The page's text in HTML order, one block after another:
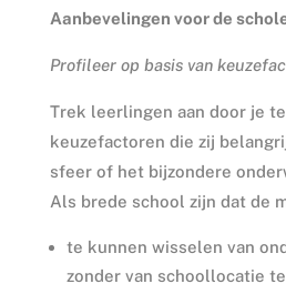
Aanbevelingen voor de
Profileer op basis van
Trek leerlingen aan door je
keuzefactoren die zij
sfeer of het bijzondere
Als brede school zijn dat de
te kunnen wisselen van
zonder van schoollocatie